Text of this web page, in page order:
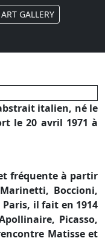
GALLERY
italien, né le
le 20 avril 1971 à
fréquente à partir
Boccioni,
il fait en 1914
Picasso,
Matisse et